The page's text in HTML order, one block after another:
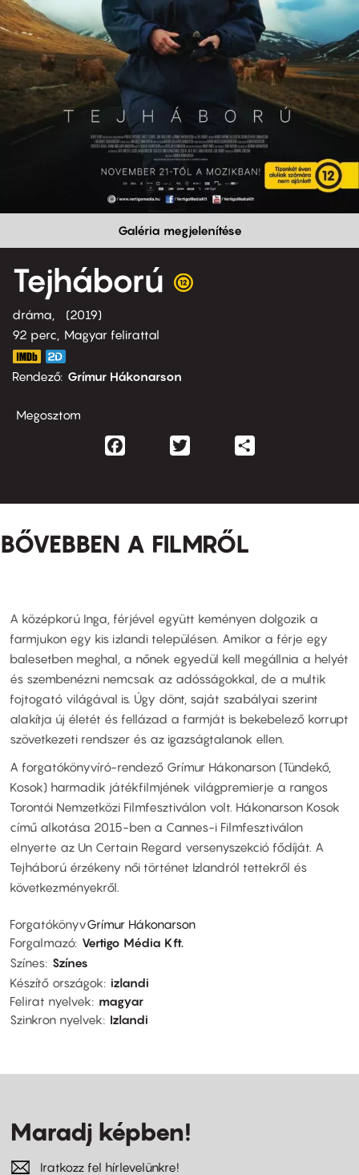
Galéria megjelenítése
Tejháború
dráma
2019
92 perc,
Magyar felirattal
Rendező Grímur Hákonarson
Megosztom
Facebook
BŐVEBBEN A FILMRŐL
A középkorú Inga, férjével együtt keményen dolgozik a
farmjukon egy kis izlandi településen. Amikor a férje egy
balesetben meghal, a nőnek egyedül kell megállnia a helyét
és szembenézni nemcsak az adósságokkal, de a multik
fojtogató világával is. Úgy dönt, saját szabályai szerint
alakítja új életét és fellázad a farmját is bekebelező korrupt
szövetkezeti rendszer és az igazságtalanok ellen.
A forgatókönyvíró-rendező Grímur Hákonarson (Tündekő,
Kosok) harmadik játékfilmjének világpremierje a rangos
Torontói Nemzetközi Filmfesztiválon volt. Hákonarson Kosok
című alkotása 2015-ben a Cannes-i Filmfesztiválon
elnyerte az Un Certain Regard versenyszekció fődíját. A
Tejháború érzékeny női történet Izlandról tettekről és
következményekről.
ForgatókönyvGrímur Hákonarson
Forgalmazó Vertigo Média Kft.
Színes Színes
Készítő országok
izlandi
Felirat nyelvek
magyar
Szinkron nyelvek
Izlandi
Maradj képben!
Iratkozz fel hírlevelünkre!